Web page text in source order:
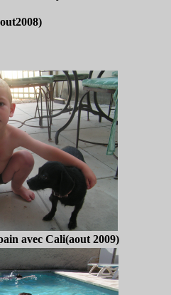
avec Cali(aout 2009)